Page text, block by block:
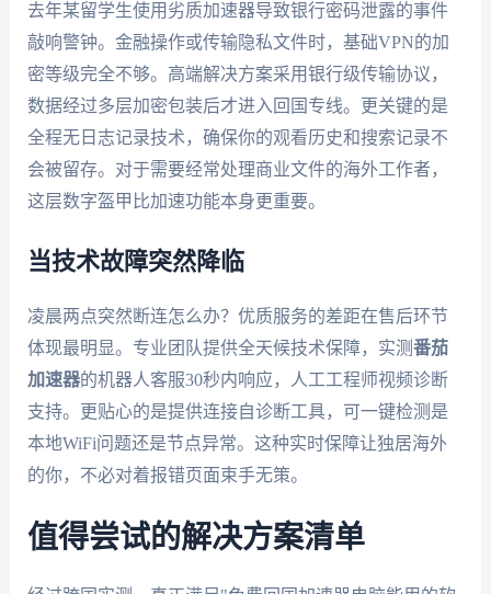
去年某留学生使用劣质加速器导致银行密码泄露的事件
敲响警钟。金融操作或传输隐私文件时，基础VPN的加
密等级完全不够。高端解决方案采用银行级传输协议，
数据经过多层加密包装后才进入回国专线。更关键的是
全程无日志记录技术，确保你的观看历史和搜索记录不
会被留存。对于需要经常处理商业文件的海外工作者，
这层数字盔甲比加速功能本身更重要。
当技术故障突然降临
凌晨两点突然断连怎么办？优质服务的差距在售后环节
体现最明显。专业团队提供全天候技术保障，实测番茄
加速器的机器人客服30秒内响应，人工工程师视频诊断
支持。更贴心的是提供连接自诊断工具，可一键检测是
本地WiFi问题还是节点异常。这种实时保障让独居海外
的你，不必对着报错页面束手无策。
值得尝试的解决方案清单